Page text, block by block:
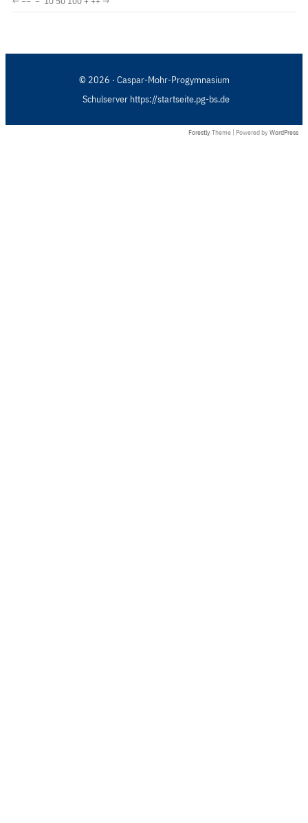
© 2026 · Caspar-Mohr-Progymnasium
Schulserver https://startseite.pg-bs.de
Forestly Theme | Powered by WordPress